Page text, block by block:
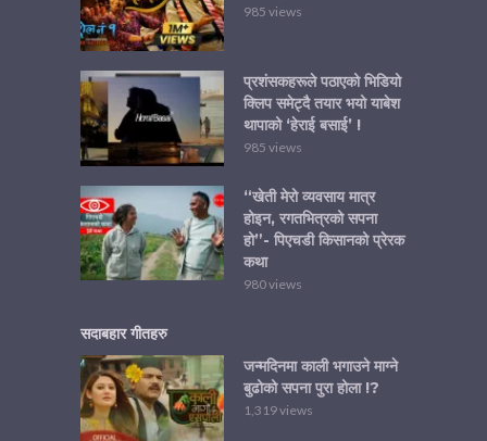
985 views
प्रशंसकहरूले पठाएको भिडियो
क्लिप समेट्दै तयार भयो याबेश
थापाको ‘हेराई बसाई’ !
985 views
“खेती मेरो व्यवसाय मात्र
होइन, रगतभित्रको सपना
हो”- पिएचडी किसानको प्रेरक
कथा
980 views
सदाबहार गीतहरु
जन्मदिनमा काली भगाउने माग्ने
बुढोको सपना पुरा होला !?
1,319 views